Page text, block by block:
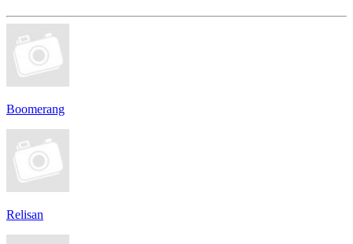
Boomerang
Relisan